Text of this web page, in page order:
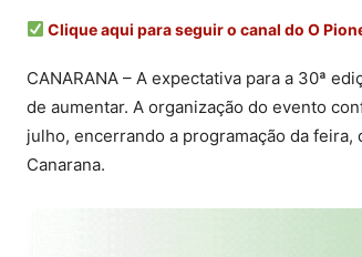
Clique aqui para seguir o canal do O
CANARANA – A expectativa para a 30ª
de aumentar. A organização do evento
julho, encerrando a programação da
Canarana.